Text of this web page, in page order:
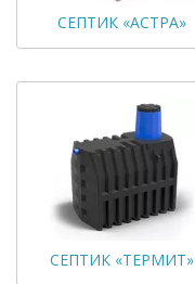
СЕПТИК «АСТРА»
СЕПТИК «ТЕРМИТ»